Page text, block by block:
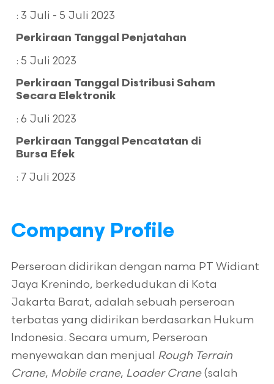
Sebanyak-banyaknya
Rp46.000.000.000
PT Artha Sekuritas
Kesanggupan Penuh (Full
: 3 Juli - 5 Juli 2023
Perkiraan Tanggal Penjatahan
: 5 Juli 2023
Perkiraan Tanggal Distribusi Saham
Secara Elektronik
: 6 Juli 2023
Perkiraan Tanggal Pencatatan di
Bursa Efek
: 7 Juli 2023
Company Profile
Perseroan didirikan dengan nama PT Widiant
Jaya Krenindo, berkedudukan di Kota
Jakarta Barat, adalah sebuah perseroan
terbatas yang didirikan berdasarkan Hukum
Indonesia. Secara umum, Perseroan
menyewakan dan menjual Rough Terrain
Crane, Mobile crane, Loader Crane(salah